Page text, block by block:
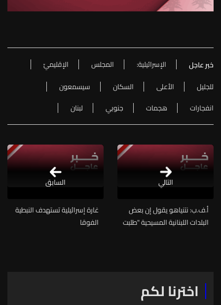
خبر عاجل الإسرائيلية: المجلس
الإقليميّ
للجليل
الأعلى السكان
سيسمعون
انفجارات
هجمات جنوبي لبنان
التالي
أ.ف.ب: نتنياهو يقول إن بعض
البلدات اللبنانية المسيحية "طلبت
غارة إسرائيلية تستهدف النبطية
الفوقا
السابق
اخترنا لكم